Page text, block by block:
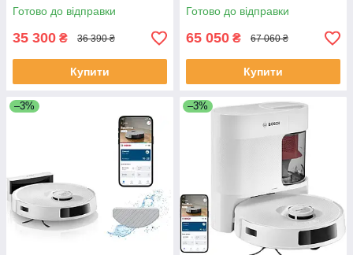
Готово до відправки
35 300 ₴ 36 390 ₴
Купити
Готово до відправки
65 050 ₴ 67 060 ₴
Купити
–3% –3%